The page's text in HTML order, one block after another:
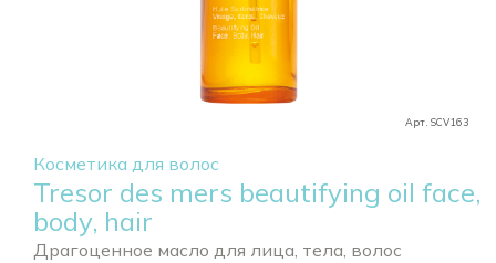
Арт. SCV163
Косметика для волос
Tresor des mers beautifying oil face,
body, hair
Драгоценное масло для лица, тела, волос